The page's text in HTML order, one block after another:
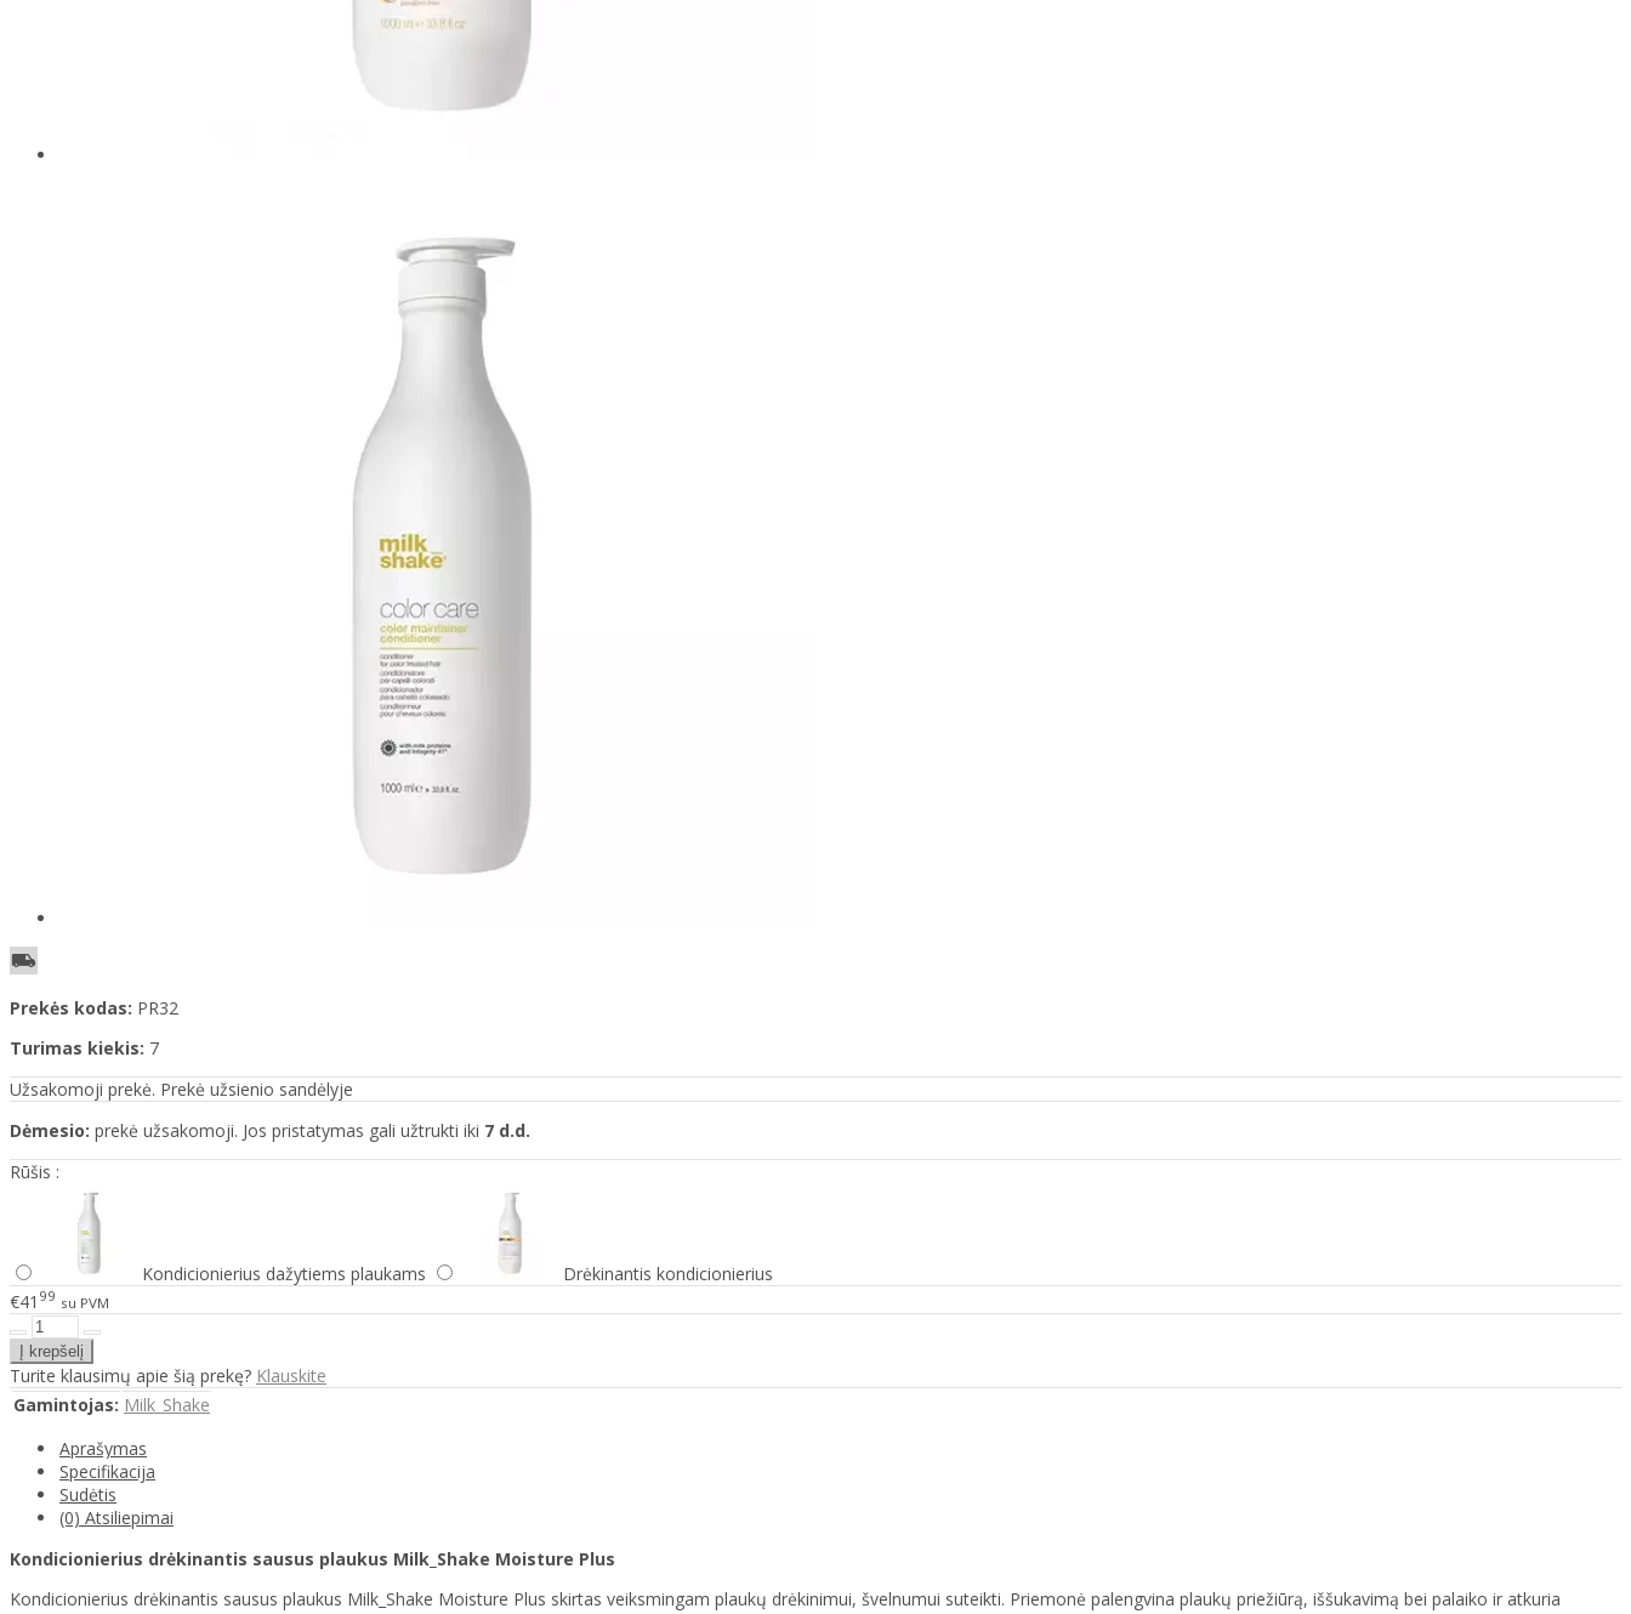
Prekės kodas: PR32
Turimas kiekis: 7
Užsakomoji prekė. Prekė užsienio sandėlyje
Dėmesio: prekė užsakomoji. Jos pristatymas gali užtrukti iki 7 d.d.
Rūšis :
Kondicionierius dažytiems plaukams
Drėkinantis kondicionierius
€41 99 su PVM
Turite klausimų apie šią prekę? Klauskite
Gamintojas: Milk_Shake
Aprašymas
Specifikacija
Sudėtis
(0) Atsiliepimai
Kondicionierius drėkinantis sausus plaukus Milk_Shake Moisture Plus
Kondicionierius drėkinantis sausus plaukus Milk_Shake Moisture Plus skirtas veiksmingam plaukų drėkinimui, švelnumui suteikti. Priemonė palengvina plaukų priežiūrą, iššukavimą bei palaiko ir atkuria